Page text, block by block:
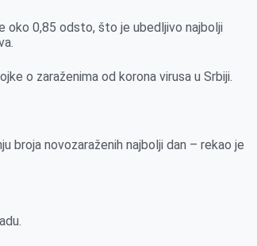
oko 0,85 odsto, što je ubedljivo najbolji
o zaraženima od korona virusa u Srbiji.
broja novozaraženih najbolji dan – rekao je